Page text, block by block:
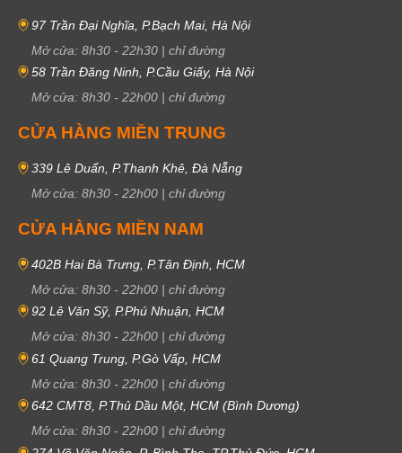
97 Trần Đại Nghĩa, P.Bạch Mai, Hà Nội
Mở cửa: 8h30 - 22h30 | chỉ đường
58 Trần Đăng Ninh, P.Cầu Giấy, Hà Nội
Mở cửa: 8h30 - 22h00 | chỉ đường
CỬA HÀNG MIỀN TRUNG
339 Lê Duẩn, P.Thanh Khê, Đà Nẵng
Mở cửa: 8h30 - 22h00 | chỉ đường
CỬA HÀNG MIỀN NAM
402B Hai Bà Trưng, P.Tân Định, HCM
Mở cửa: 8h30 - 22h00 | chỉ đường
92 Lê Văn Sỹ, P.Phú Nhuận, HCM
Mở cửa: 8h30 - 22h00 | chỉ đường
61 Quang Trung, P.Gò Vấp, HCM
Mở cửa: 8h30 - 22h00 | chỉ đường
642 CMT8, P.Thủ Dầu Một, HCM (Bình Dương)
Mở cửa: 8h30 - 22h00 | chỉ đường